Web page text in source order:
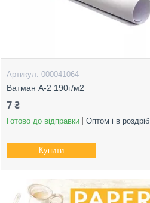
000041064
Ватман А-2 190г/м2
7 ₴
Готово до відправки Оптом і в роздріб
Купити